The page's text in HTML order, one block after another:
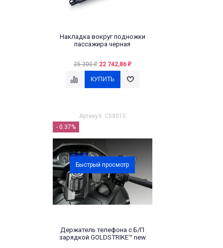
Накладка вокруг подножки
пассажира черная
25 300₽ 22 742,86 ₽
Артикул: C58010
- 0.37%
Быстрый просмотр
Держатель телефона с Б/П
зарядкой GOLDSTRIKE™ new